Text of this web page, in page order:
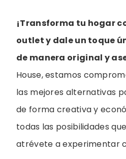
¡Transforma tu hogar
outlet y dale un toque
de manera original y
House, estamos
las mejores alternativas
de forma creativa y
todas las posibilidades
atrévete a experimentar